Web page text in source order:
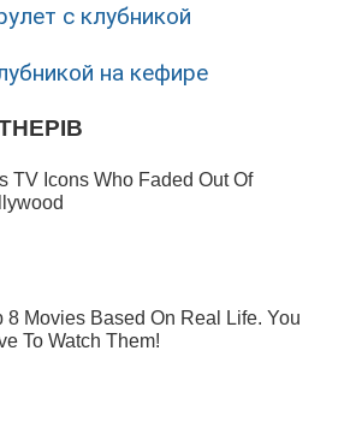
с клубникой
на кефире